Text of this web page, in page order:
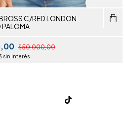
C/RED LONDON
$50.000,00
sin interés